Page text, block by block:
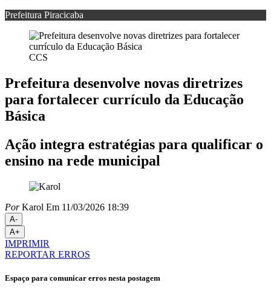
Prefeitura Piracicaba
CCS
Prefeitura desenvolve novas diretrizes
para fortalecer currículo da Educação
Básica
Ação integra estratégias para qualificar o
ensino na rede municipal
PorKarol Em 11/03/2026 18:39
A-
A+
IMPRIMIR
REPORTAR ERROS
Espaço para comunicar erros nesta postagem